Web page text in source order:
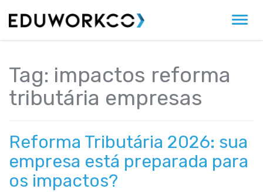
Tag: impactos reforma
tributária empresas
Reforma Tributária 2026: sua
empresa está preparada para
os impactos?